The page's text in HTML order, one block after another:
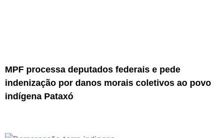
MPF processa deputados federais e pede
indenização por danos morais coletivos ao povo
indígena Pataxó